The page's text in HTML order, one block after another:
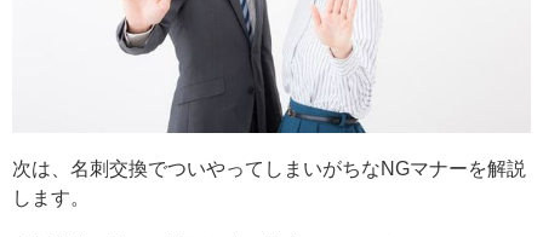
次は、名刺交換でついやってしまいがちなNGマナーを解説
します。